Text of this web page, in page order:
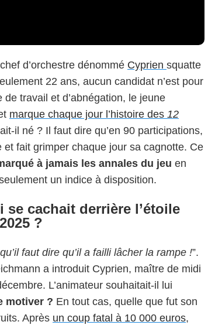
d’orchestre dénommé Cyprien squatte
22 ans, aucun candidat n’est pour
de travail et d’abnégation, le jeune
marque chaque jour l’histoire des 12
il né ? Il faut dire qu’en 90 participations,
fait grimper chaque jour sa cagnotte. Ce
à jamais les annales du jeu en
un indice à disposition.
cachait derrière l’étoile
?
faut dire qu’il a failli lâcher la rampe !”.
a introduit Cyprien, maître de midi
L’animateur souhaitait-il lui
motiver ? En tout cas, quelle que fut son
Après un coup fatal à 10 000 euros,
12 coups de midi/TF1